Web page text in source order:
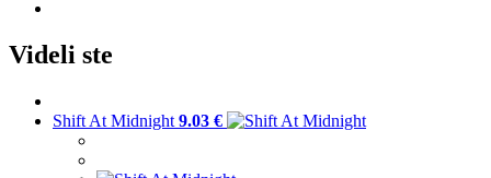
Videli ste
Shift At Midnight 9.03 €